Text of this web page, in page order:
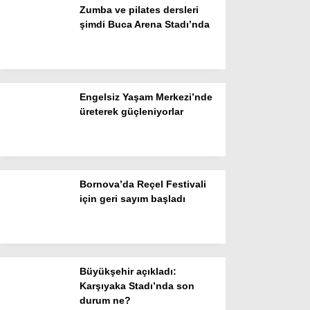
Zumba ve pilates dersleri
şimdi Buca Arena Stadı’nda
Engelsiz Yaşam Merkezi’nde
üreterek güçleniyorlar
Bornova’da Reçel Festivali
için geri sayım başladı
Büyükşehir açıkladı:
Karşıyaka Stadı’nda son
durum ne?